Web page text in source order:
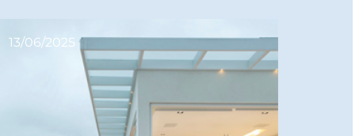
13/06/2025